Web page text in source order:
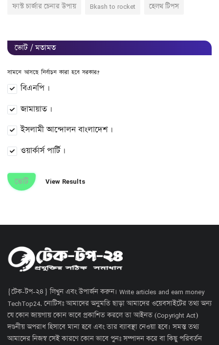
ফাস্ট চার্জার চেনার উপায় Bkash to rocket হেলথ টিপস
ভোট / মতামত
সামনে আসছে নির্বাচন কারা হবে সরকার?
বিএনপি ।
জামায়াত ।
ইসলামী আন্দোলন বাংলাদেশ ।
ওয়ার্কার্স পার্টি ।
ভোট View Results
{টেক-টপ-২৪} লিখুন এবং উপার্জন করুন। Write articles and earn money
TechTop24. নোটিসঃ আমাদের অনুমতি ছাড়া আমাদের ওয়েবসাইটের তথ্য অন্য
যে কোন জায়গায় কোন ভাবে প্রকাশিত করলে তা আইনত (Copyright Act)
দণ্ডনীয় অপরাধ হিসাবে মানা হবে এবং তার ব্যাবস্থা নেওয়া হবে। সমস্ত তথ্য
আমাদের নিজস্ব সেই কারণে কোন ভাবে পুনঃ সম্পাদন করে বা কিছু পরিবর্তন